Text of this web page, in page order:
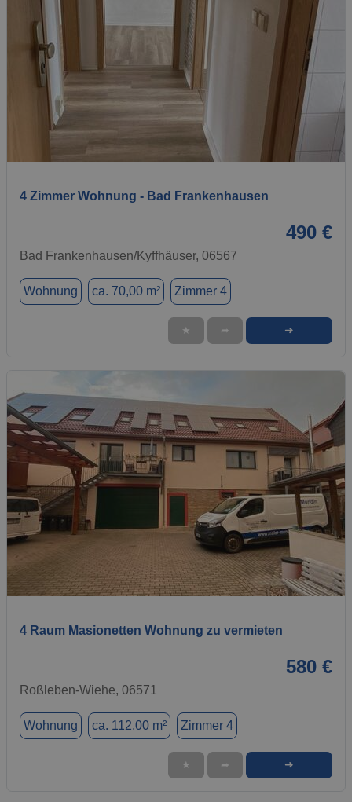
4 Zimmer Wohnung - Bad Frankenhausen
490 €
Bad Frankenhausen/Kyffhäuser, 06567
Wohnung ca. 70,00 m² Zimmer 4
★ ➦ ➜
1 / 14
4 Raum Masionetten Wohnung zu vermieten
580 €
Roßleben-Wiehe, 06571
Wohnung ca. 112,00 m² Zimmer 4
★ ➦ ➜